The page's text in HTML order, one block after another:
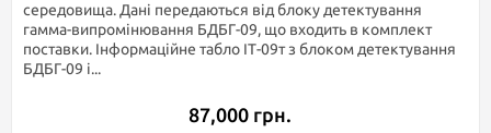
середовища. Дані передаються від блоку детектування
гамма-випромінювання БДБГ-09, що входить в комплект
поставки. Інформаційне табло ІТ-09т з блоком детектування
БДБГ-09 і...
87,000 грн.